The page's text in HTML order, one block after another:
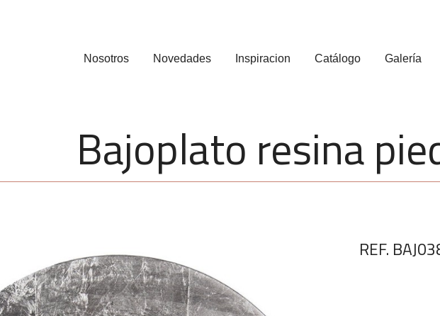
Nosotros Novedades Inspiracion Catálogo Galería
Bajoplato resina
REF.